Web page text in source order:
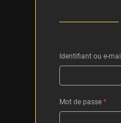
Identifiant ou e-mail
Mot de passe *